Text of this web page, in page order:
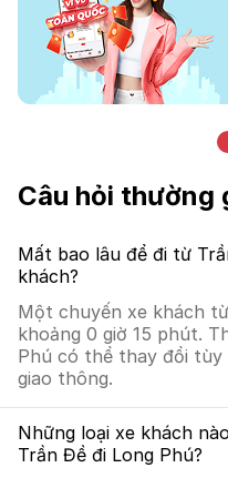
Câu hỏi thường
Mất bao lâu để đi từ
khách?
Một chuyến xe khách
khoảng 0 giờ 15 phút.
Phú có thể thay đổi
giao thông.
Những loại xe khách
Trần Đề đi Long Phú?